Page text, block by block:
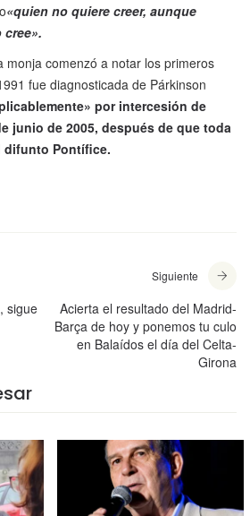
«quien no quiere creer, aunque
monja comenzó a notar los primeros
fue diagnosticada de Párkinson
por intercesión de
junio de 2005, después de que toda
difunto Pontífice.
sigue
Siguiente
Acierta el resultado del Madrid-
Barça de hoy y ponemos tu culo
en Balaídos el día del Celta-
Girona